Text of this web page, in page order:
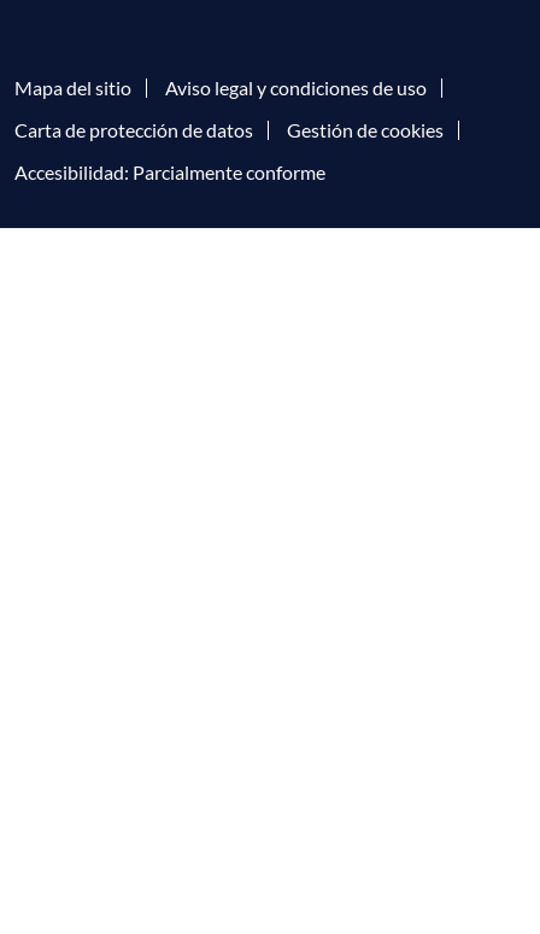
Mapa del sitio
Aviso legal y condiciones de uso
Carta de protección de datos
Gestión de cookies
Accesibilidad: Parcialmente conforme